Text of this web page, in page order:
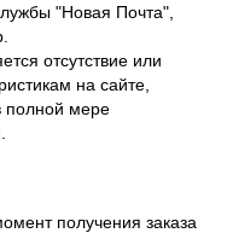
"Новая Почта",
отсутствие или
на сайте,
полной мере
получения заказа